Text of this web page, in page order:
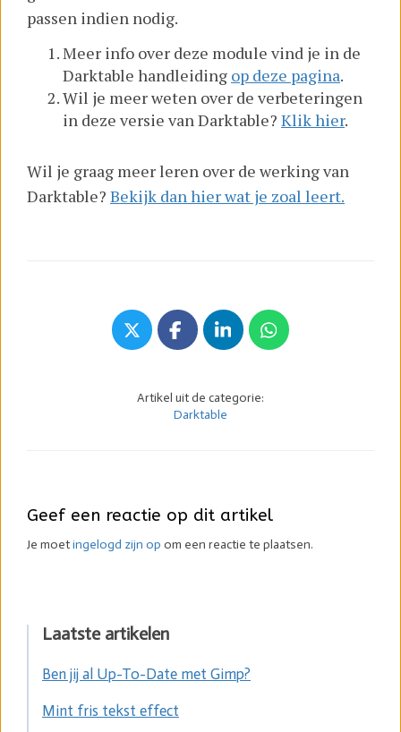
passen indien nodig.
Meer info over deze module vind je in de
Darktable handleiding op deze pagina.
Wil je meer weten over de verbeteringen
in deze versie van Darktable? Klik hier.
Wil je graag meer leren over de werking van
Darktable? Bekijk dan hier wat je zoal leert.
Artikel uit de categorie:
Darktable
Geef een reactie op dit artikel
Je moetingelogd zijn op om een reactie te plaatsen.
Laatste artikelen
Ben jij al Up-To-Date met Gimp?
Mint fris tekst effect